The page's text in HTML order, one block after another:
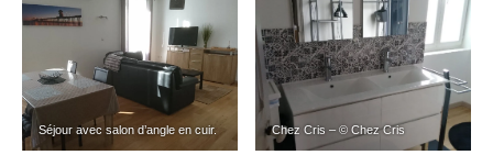
Séjour avec salon d’angle en cuir. Chez Cris – © Chez Cris